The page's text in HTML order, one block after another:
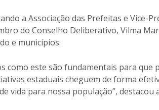
a Associação das Prefeitas e Vice-
do Conselho Deliberativo, Vilma
e municípios:
como este são fundamentais para
estaduais cheguem de forma
vida para nossa população”, destacou